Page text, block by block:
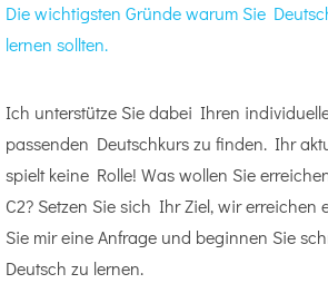
Die wichtigsten Gründe warum Sie
lernen sollten.
Ich unterstütze Sie dabei Ihren
passenden Deutschkurs zu finden. Ihr
spielt keine Rolle! Was wollen Sie
C2? Setzen Sie sich Ihr Ziel, wir erreichen
Sie mir eine Anfrage und beginnen Sie
Deutsch zu lernen.